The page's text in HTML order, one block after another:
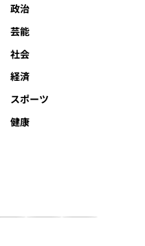
政治
芸能
社会
経済
スポーツ
健康